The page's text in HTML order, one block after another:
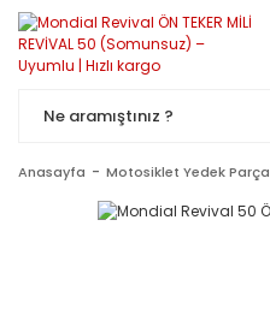
Anasayfa Motosiklet Yedek Parça